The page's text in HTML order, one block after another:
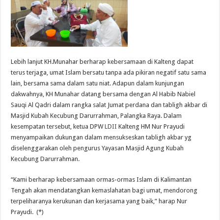
Lebih lanjut KH.Munahar berharap kebersamaan di Kalteng dapat
terus terjaga, umat Islam bersatu tanpa ada pikiran negatif satu sama
lain, bersama sama dalam satu niat. Adapun dalam kunjungan
dakwahnya, KH Munahar datang bersama dengan Al Habib Nabiel
Sauqi Al Qadri dalam rangka salat Jumat perdana dan tabligh akbar di
Masjid Kubah Kecubung Darurrahman, Palangka Raya. Dalam
kesempatan tersebut, ketua DPWLDII Kalteng HM Nur Prayudi
menyampaikan dukungan dalam mensukseskan tabligh akbar yg
diselenggarakan oleh pengurus Yayasan Masjid Agung Kubah
Kecubung Darurrahman.
“Kami berharap kebersamaan ormas-ormas Islam di Kalimantan
Tengah akan mendatangkan kemaslahatan bagi umat, mendorong
terpeliharanya kerukunan dan kerjasama yang baik,” harap Nur
Prayudi. (*)